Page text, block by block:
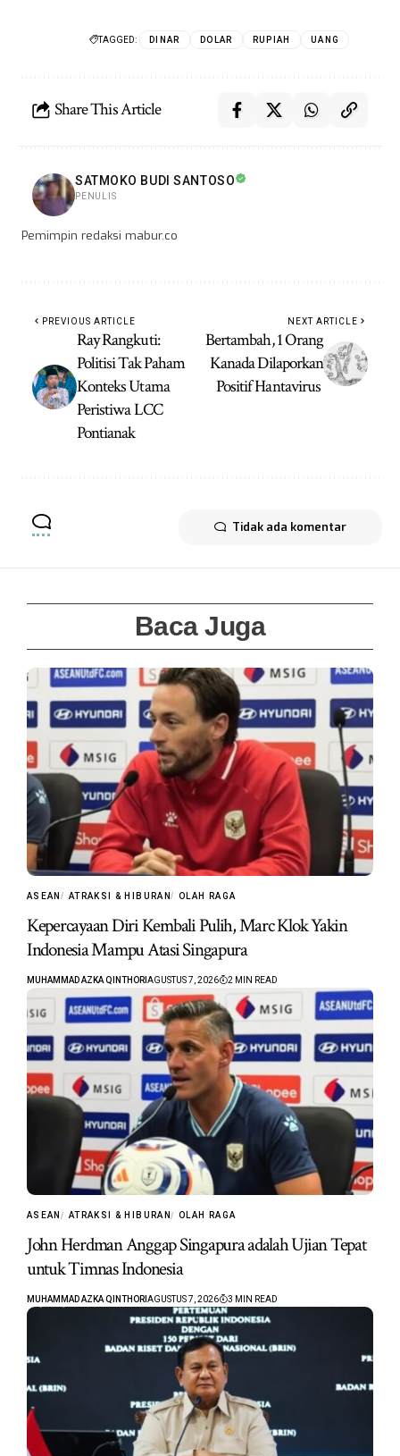
TAGGED: DINAR DOLAR RUPIAH UANG
Share This Article
SATMOKO BUDI SANTOSO
PENULIS
Pemimpin redaksi mabur.co
PREVIOUS ARTICLE
Ray Rangkuti:
Politisi Tak Paham
Konteks Utama
Peristiwa LCC
Pontianak
NEXT ARTICLE
Bertambah, 1 Orang
Kanada Dilaporkan
Positif Hantavirus
Tidak ada komentar
Baca Juga
ASEAN ATRAKSI & HIBURAN OLAH RAGA
Kepercayaan Diri Kembali Pulih, Marc Klok Yakin
Indonesia Mampu Atasi Singapura
MUHAMMAD AZKA QINTHORI AGUSTUS 7, 2026 2 MIN READ
ASEAN ATRAKSI & HIBURAN OLAH RAGA
John Herdman Anggap Singapura adalah Ujian Tepat
untuk Timnas Indonesia
MUHAMMAD AZKA QINTHORI AGUSTUS 7, 2026 3 MIN READ